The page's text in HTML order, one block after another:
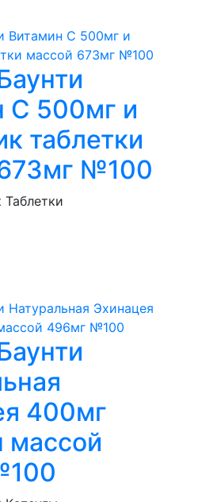
С 500мг и
таблетки
№100
Таблетки
400мг
массой